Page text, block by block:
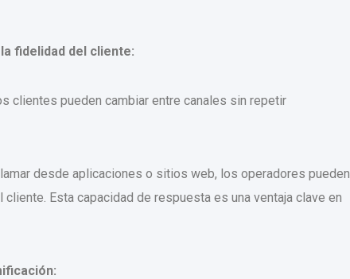
fidelidad del cliente:
clientes pueden cambiar entre canales sin repetir
desde aplicaciones o sitios web, los operadores pueden
Esta capacidad de respuesta es una ventaja clave en